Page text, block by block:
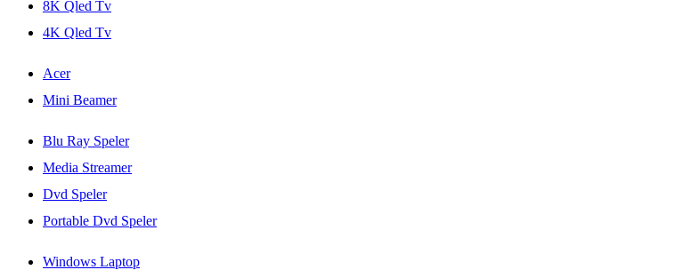
8K Qled Tv
4K Qled Tv
Acer
Mini Beamer
Blu Ray Speler
Media Streamer
Dvd Speler
Portable Dvd Speler
Windows Laptop